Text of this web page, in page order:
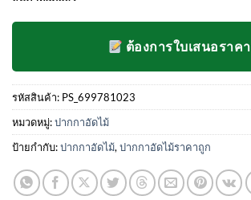
บน การให้
ของลูกค้า
ต้องการใบเสนอราคา
รหัสสินค้า: PS_699781023
หมวดหมู่:ปากกาอัดไม้
ป้ายกำกับ:ปากกาอัดไม้, ปากกาอัดไม้ราคาถูก